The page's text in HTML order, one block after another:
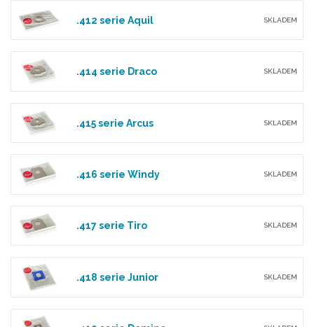
.412 serie Aquil SKLADEM
.414 serie Draco SKLADEM
.415 serie Arcus SKLADEM
.416 serie Windy SKLADEM
.417 serie Tiro SKLADEM
.418 serie Junior SKLADEM